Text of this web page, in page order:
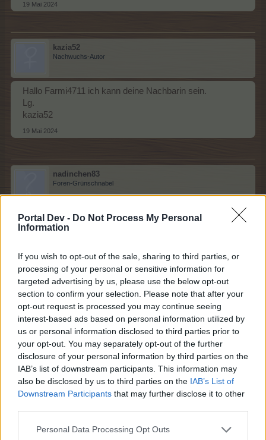
Portal Dev - Do Not Process My Personal
Information
If you wish to opt-out of the sale, sharing to third parties, or
processing of your personal or sensitive information for
targeted advertising by us, please use the below opt-out
section to confirm your selection. Please note that after your
opt-out request is processed you may continue seeing
interest-based ads based on personal information utilized by
us or personal information disclosed to third parties prior to
your opt-out. You may separately opt-out of the further
disclosure of your personal information by third parties on the
IAB’s list of downstream participants. This information may
also be disclosed by us to third parties on the IAB’s List of
Downstream Participants that may further disclose it to other
Personal Data Processing Opt Outs
19 Mai 2024
kazia52
Nachwuchs-Autor
Hallo Farmi4711 ich kann deine Nachbarin sein.
Lg.
kazia52
19 Mai 2024
nadinchen83
Foren-Grünschnabel
halli Hallo!! Ich bin eine fleißige Famerin Level 213 und
19 Mai 2024
Mimmi1402
Boardveteran
Guten Morgen, suche einen neuen Nachbarn der bitte
auch schenkt bin LV 244. Freu mich auf dich!
20 Mai 2024
hakuna75 gefällt dies.